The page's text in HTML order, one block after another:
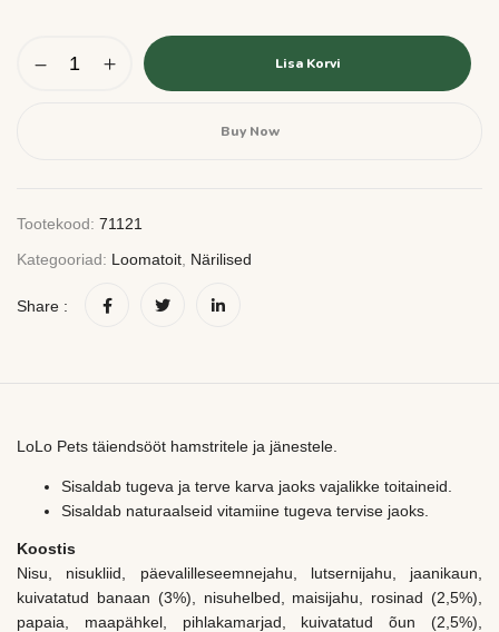
Lisa Korvi
Buy Now
Tootekood: 71121
Kategooriad: Loomatoit Närilised
Share :
LoLo Pets täiendsööt hamstritele ja jänestele.
Sisaldab tugeva ja terve karva jaoks vajalikke toitaineid.
Sisaldab naturaalseid vitamiine tugeva tervise jaoks.
Koostis
Nisu, nisukliid, päevalilleseemnejahu, lutsernijahu, jaanikaun,
kuivatatud banaan (3%), nisuhelbed, maisijahu, rosinad (2,5%),
papaia, maapähkel, pihlakamarjad, kuivatatud õun (2,5%),